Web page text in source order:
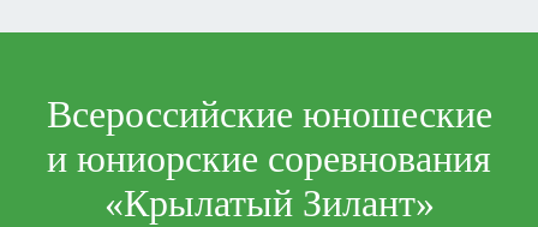
Всероссийские юношеские
и юниорские соревнования
«Крылатый Зилант»